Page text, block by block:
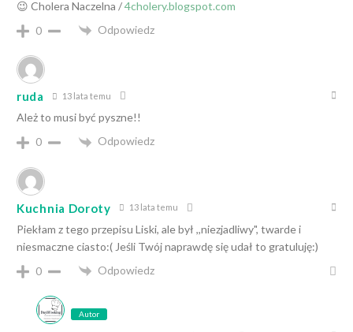
😉 Cholera Naczelna /4cholery.blogspot.com
0
Odpowiedz
ruda 13 lata temu
Ależ to musi być pyszne!!
0
Odpowiedz
Kuchnia Doroty 13 lata temu
Piekłam z tego przepisu Liski, ale był ,,niezjadliwy", twarde i
niesmaczne ciasto:( Jeśli Twój naprawdę się udał to gratuluję:)
0
Odpowiedz
Autor